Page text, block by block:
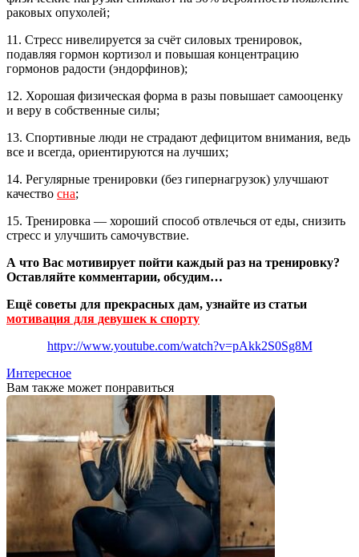
раковых опухолей;
11. Стресс нивелируется за счёт силовых тренировок,
подавляя гормон кортизол и повышая концентрацию
гормонов радости (эндорфинов);
12. Хорошая физическая форма в разы повышает самооценку
и веру в собственные силы;
13. Спортивные люди не страдают дефицитом внимания, ведь
все и всегда, ориентируются на лучших;
14. Регулярные тренировки (без гипернагрузок) улучшают
качество сна;
15. Тренировка — хороший способ отвлечься от еды, снизить
стресс и улучшить самочувствие.
А что Вас мотивирует пойти каждый раз на тренировку?
Оставляйте комментарии, обсудим…
Ещё советы для прекрасных дам, узнайте из статьи
мотивация для девушек к спорту
httpv://www.youtube.com/watch?v=pAkk2S0Sg8M
Интересное
Вам также может понравиться